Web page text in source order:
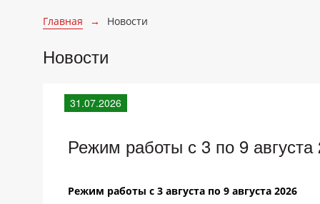
Главная → Новости
Новости
31.07.2026
Режим работы с 3 по 9 августа
Режим работы c 3 августа по 9 августа 2026